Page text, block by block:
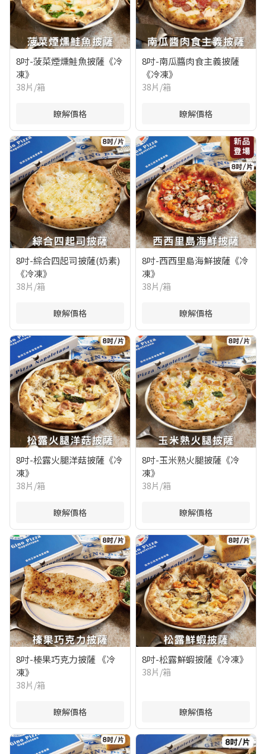
8吋-菠菜煙燻鮭魚披薩《冷
凍》
38片/箱
瞭解價格
8吋-南瓜醬肉食主義披薩
《冷凍》
38片/箱
瞭解價格
8吋-綜合四起司披薩(奶素)
《冷凍》
38片/箱
瞭解價格
8吋-西西里島海鮮披薩《冷
凍》
38片/箱
瞭解價格
8吋-松露火腿洋菇披薩《冷
凍》
38片/箱
瞭解價格
8吋-玉米熟火腿披薩《冷
凍》
38片/箱
瞭解價格
8吋-榛果巧克力披薩 《冷
凍》
38片/箱
瞭解價格
8吋-松露鮮蝦披薩《冷凍》
38片/箱
瞭解價格